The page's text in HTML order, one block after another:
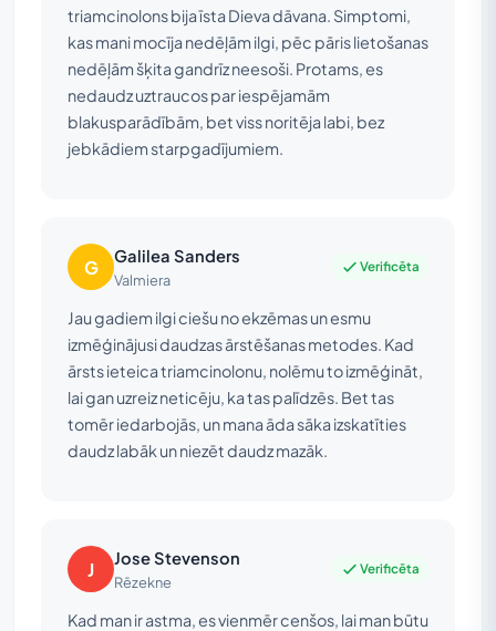
triamcinolons bija īsta Dieva dāvana. Simptomi,
kas mani mocīja nedēļām ilgi, pēc pāris lietošanas
nedēļām šķita gandrīz neesoši. Protams, es
nedaudz uztraucos par iespējamām
blakusparādībām, bet viss noritēja labi, bez
jebkādiem starpgadījumiem.
G Galilea Sanders
Valmiera
Verificēta
Jau gadiem ilgi ciešu no ekzēmas un esmu
izmēģinājusi daudzas ārstēšanas metodes. Kad
ārsts ieteica triamcinolonu, nolēmu to izmēģināt,
lai gan uzreiz neticēju, ka tas palīdzēs. Bet tas
tomēr iedarbojās, un mana āda sāka izskatīties
daudz labāk un niezēt daudz mazāk.
J Jose Stevenson
Rēzekne
Verificēta
Kad man ir astma, es vienmēr cenšos, lai man būtu